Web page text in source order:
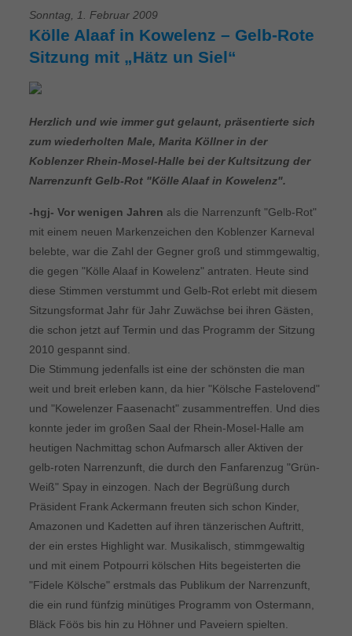
Sonntag, 1. Februar 2009
Kölle Alaaf in Kowelenz – Gelb-Rote
Sitzung mit „Hätz un Siel“
Herzlich und wie immer gut gelaunt, präsentierte sich
zum wiederholten Male, Marita Köllner in der
Koblenzer Rhein-Mosel-Halle bei der Kultsitzung der
Narrenzunft Gelb-Rot "Kölle Alaaf in Kowelenz".
-hgj- Vor wenigen Jahren als die Narrenzunft "Gelb-Rot"
mit einem neuen Markenzeichen den Koblenzer Karneval
belebte, war die Zahl der Gegner groß und stimmgewaltig,
die gegen "Kölle Alaaf in Kowelenz" antraten. Heute sind
diese Stimmen verstummt und Gelb-Rot erlebt mit diesem
Sitzungsformat Jahr für Jahr Zuwächse bei ihren Gästen,
die schon jetzt auf Termin und das Programm der Sitzung
2010 gespannt sind.
Die Stimmung jedenfalls ist eine der schönsten die man
weit und breit erleben kann, da hier "Kölsche Fastelovend"
und "Kowelenzer Faasenacht" zusammentreffen. Und dies
konnte jeder im großen Saal der Rhein-Mosel-Halle am
heutigen Nachmittag schon Aufmarsch aller Aktiven der
gelb-roten Narrenzunft, die durch den Fanfarenzug "Grün-
Weiß" Spay in einzogen. Nach der Begrüßung durch
Präsident Frank Ackermann freuten sich schon Kinder,
Amazonen und Kadetten auf ihren tänzerischen Auftritt,
der ein erstes Highlight war. Musikalisch, stimmgewaltig
und mit einem Potpourri kölschen Hits begeisterten die
"Fidele Kölsche" erstmals das Publikum der Narrenzunft,
die ein rund fünfzig minütiges Programm von Ostermann,
Bläck Föös bis hin zu Höhner und Paveiern spielten.